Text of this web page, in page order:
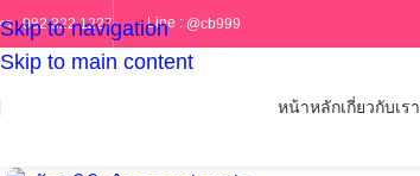
Skip to navigation
Skip to main content
ร : 082 322 1227 Line : @cb999
หน้าหลักเกี่ยวกับเรา